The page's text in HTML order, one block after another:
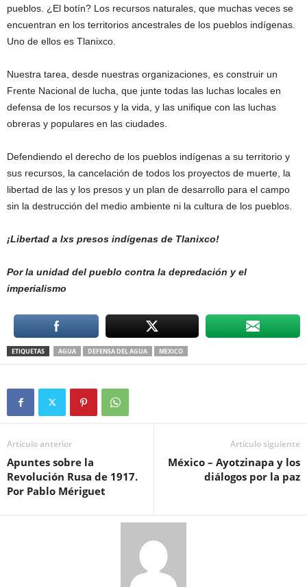
pueblos. ¿El botín? Los recursos naturales, que muchas veces se
encuentran en los territorios ancestrales de los pueblos indígenas.
Uno de ellos es Tlanixco.
Nuestra tarea, desde nuestras organizaciones, es construir un
Frente Nacional de lucha, que junte todas las luchas locales en
defensa de los recursos y la vida, y las unifique con las luchas
obreras y populares en las ciudades.
Defendiendo el derecho de los pueblos indígenas a su territorio y
sus recursos, la cancelación de todos los proyectos de muerte, la
libertad de las y los presos y un plan de desarrollo para el campo
sin la destrucción del medio ambiente ni la cultura de los pueblos.
¡Libertad a lxs presos indígenas de Tlanixco!
Por la unidad del pueblo contra la depredación y el
imperialismo
ETIQUETAS AGUA DEFENSA DEL AGUA MEXICO
Artículo anterior
Apuntes sobre la
Revolución Rusa de 1917.
Por Pablo Mériguet
Artículo siguiente
México – Ayotzinapa y los
diálogos por la paz